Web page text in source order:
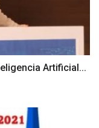
Artificial...